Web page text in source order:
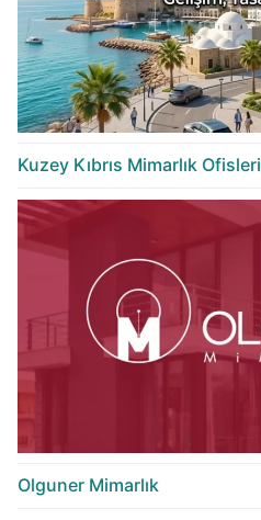
Kuzey Kıbrıs Mimarlık Ofisleri
Olguner Mimarlık